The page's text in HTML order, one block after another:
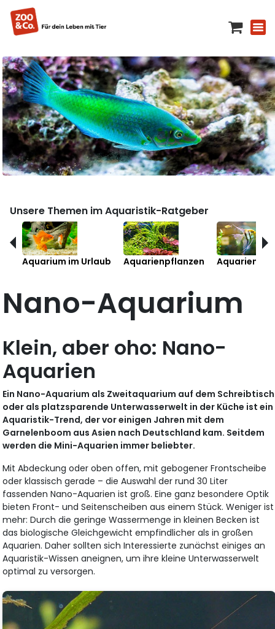
Unsere Themen im Aquaristik-Ratgeber
Aquarium im Urlaub Aquarienpflanzen
Nano-Aquarium
Klein, aber oho: Nano-
Aquarien
Ein Nano-Aquarium als Zweitaquarium auf dem Schreibtisch
oder als platzsparende Unterwasserwelt in der Küche ist ein
Aquaristik-Trend, der vor einigen Jahren mit dem
Garnelenboom aus Asien nach Deutschland kam. Seitdem
werden die Mini-Aquarien immer beliebter.
Mit Abdeckung oder oben offen, mit gebogener Frontscheibe
oder klassisch gerade – die Auswahl der rund 30 Liter
fassenden Nano-Aquarien ist groß. Eine ganz besondere Optik
bieten Front- und Seitenscheiben aus einem Stück. Weniger ist
mehr: Durch die geringe Wassermenge in kleinen Becken ist
das biologische Gleichgewicht empfindlicher als in großen
Aquarien. Daher sollten sich Interessierte zunächst einiges an
Aquaristik-Wissen aneignen, um ihre kleine Unterwasserwelt
optimal zu versorgen.